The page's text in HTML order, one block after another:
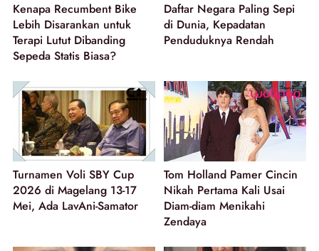
Kenapa Recumbent Bike
Lebih Disarankan untuk
Terapi Lutut Dibanding
Sepeda Statis Biasa?
Daftar Negara Paling Sepi
di Dunia, Kepadatan
Penduduknya Rendah
Turnamen Voli SBY Cup
2026 di Magelang 13-17
Mei, Ada LavAni-Samator
Tom Holland Pamer Cincin
Nikah Pertama Kali Usai
Diam-diam Menikahi
Zendaya